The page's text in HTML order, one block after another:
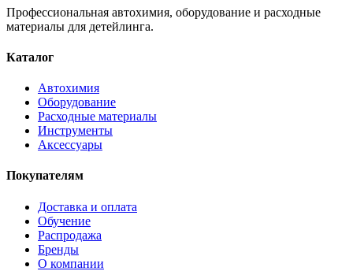
Профессиональная автохимия, оборудование и расходные
материалы для детейлинга.
Каталог
Автохимия
Оборудование
Расходные материалы
Инструменты
Аксессуары
Покупателям
Доставка и оплата
Обучение
Распродажа
Бренды
О компании